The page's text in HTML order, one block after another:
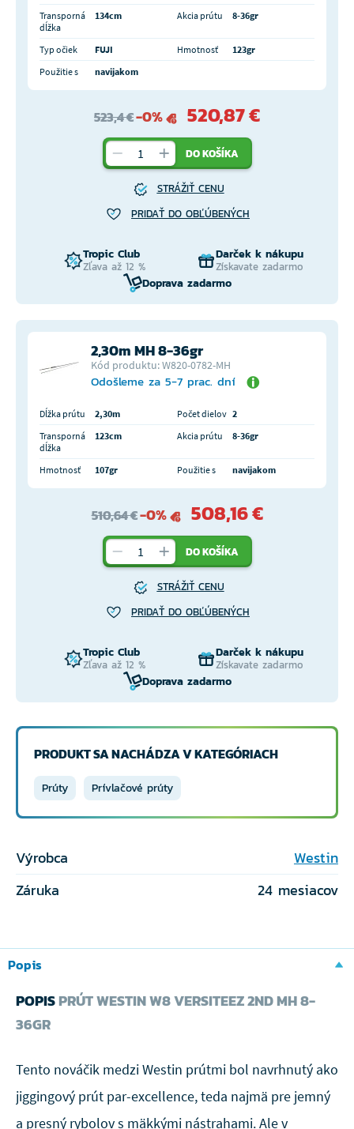
Transporná
dĺžka
134cm Akcia prútu 8-36gr
Typ očiek FUJI Hmotnosť
123gr
Použitie s
navijakom
523,4 €-0% 520,87 €
DO KOŠÍKA
STRÁŽIŤ CENU
PRIDAŤ DO OBĽÚBENÝCH
Tropic Club
Zľava až 12 %
Darček k nákupu
Získavate zadarmo
Doprava zadarmo
2,30m MH 8-36gr
Kód produktu: W820-0782-MH
Odošleme za 5-7 prac. dní
Dĺžka prútu 2,30m Počet dielov 2
Transporná
dĺžka
123cm Akcia prútu 8-36gr
Hmotnosť 107gr Použitie s navijakom
510,64 €-0% 508,16 €
DO KOŠÍKA
STRÁŽIŤ CENU
PRIDAŤ DO OBĽÚBENÝCH
Tropic Club
Zľava až 12 %
Darček k nákupu
Získavate zadarmo
Doprava zadarmo
PRODUKT SA NACHÁDZA V KATEGÓRIACH
Prúty Prívlačové prúty
Výrobca
Westin
Záruka
24 mesiacov
Popis
POPISPRÚT WESTIN W8 VERSITEEZ 2ND MH 8-
36GR
Tento nováčik medzi Westin prútmi bol navrhnutý ako
jiggingový prút par-excellence, teda najmä pre jemný
a presný rybolov s mäkkými nástrahami. Ale v